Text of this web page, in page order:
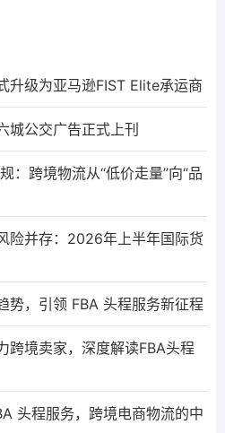
升级为亚马逊FIST Elite承运商
城公交广告正式上刊
：跨境物流从“低价走量”向“品
险并存：2026年上半年国际货
势，引领 FBA 头程服务新征程
跨境卖家，深度解读FBA头程
头程服务，跨境电商物流的中